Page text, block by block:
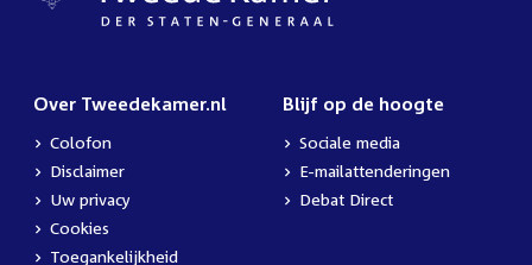
Over Tweedekamer.nl
Colofon
Disclaimer
Uw privacy
Cookies
Toegankelijkheid
Blijf op de hoogte
Sociale media
E-mailattenderingen
Debat Direct